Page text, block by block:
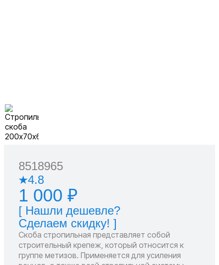
8518965
4.8
1 000 ₽
[ Нашли дешевле?
Сделаем скидку! ]
Скоба стропильная представляет собой
строительный крепеж, который относится к
группе метизов. Применяется для усиления